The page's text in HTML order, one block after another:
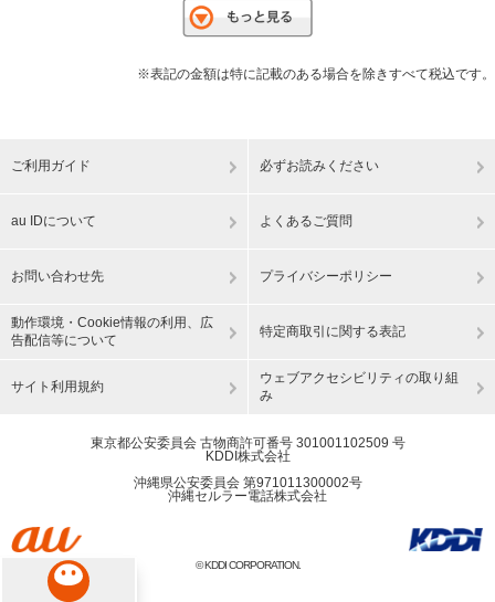
※表記の金額は特に記載のある場合を除きすべて税込です。
ご利用ガイド 必ずお読みください
au IDについて よくあるご質問
お問い合わせ先 プライバシーポリシー
動作環境・Cookie情報の利用、広
告配信等について
特定商取引に関する表記
サイト利用規約
ウェブアクセシビリティの取り組
み
東京都公安委員会 古物商許可番号 301001102509 号
KDDI株式会社
沖縄県公安委員会 第971011300002号
沖縄セルラー電話株式会社
© KDDI CORPORATION.